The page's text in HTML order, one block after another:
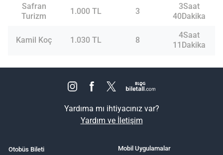
Safran
Turizm
1.000 TL 3
3Saat
40Dakika
Kamil Koç 1.030 TL 8
4Saat
11Dakika
Yardıma mı ihtiyacınız var?
Yardım ve İletişim
Otobüs Bileti
Mobil Uygulamalar